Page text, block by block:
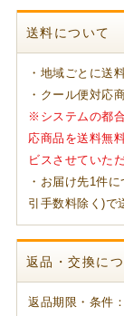
送料について
・地域ごとに送
・クール便対応
※システムの都
応商品を送料無
ビスさせていた
・お届け先1件
引手数料除く)で
返品・交換に
返品期限・条件